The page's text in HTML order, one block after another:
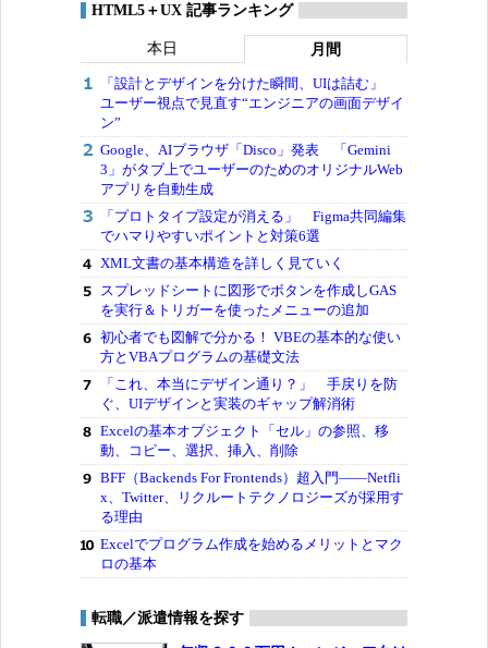
HTML5＋UX 記事ランキング
本日 月間
「設計とデザインを分けた瞬間、UIは詰む」
ユーザー視点で見直す“エンジニアの画面デザイ
ン”
Google、AIブラウザ「Disco」発表 「Gemini
3」がタブ上でユーザーのためのオリジナルWeb
アプリを自動生成
「プロトタイプ設定が消える」 Figma共同編集
でハマりやすいポイントと対策6選
XML文書の基本構造を詳しく見ていく
スプレッドシートに図形でボタンを作成しGAS
を実行＆トリガーを使ったメニューの追加
初心者でも図解で分かる！ VBEの基本的な使い
方とVBAプログラムの基礎文法
「これ、本当にデザイン通り？」 手戻りを防
ぐ、UIデザインと実装のギャップ解消術
Excelの基本オブジェクト「セル」の参照、移
動、コピー、選択、挿入、削除
BFF（Backends For Frontends）超入門――Netfli
x、Twitter、リクルートテクノロジーズが採用す
る理由
Excelでプログラム作成を始めるメリットとマク
ロの基本
転職／派遣情報を探す